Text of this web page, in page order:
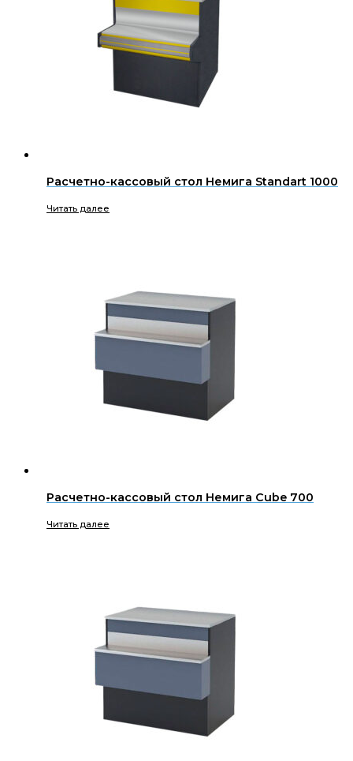
Расчетно-кассовый стол Немига Standart 1000
Читать далее
Расчетно-кассовый стол Немига Cube 700
Читать далее